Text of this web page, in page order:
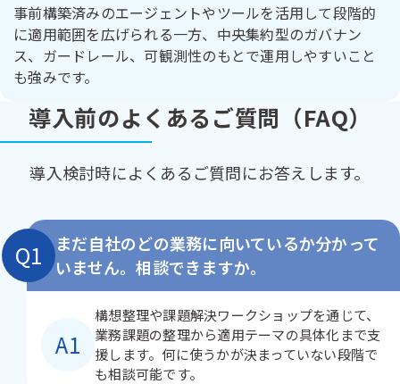
事前構築済みのエージェントやツールを活用して段階的
に適用範囲を広げられる一方、中央集約型のガバナン
ス、ガードレール、可観測性のもとで運用しやすいこと
も強みです。
導入前のよくあるご質問（FAQ）
導入検討時によくあるご質問にお答えします。
Q1
まだ自社のどの業務に向いているか分かって
いません。相談できますか。
A1
構想整理や課題解決ワークショップを通じて、
業務課題の整理から適用テーマの具体化まで支
援します。何に使うかが決まっていない段階で
も相談可能です。